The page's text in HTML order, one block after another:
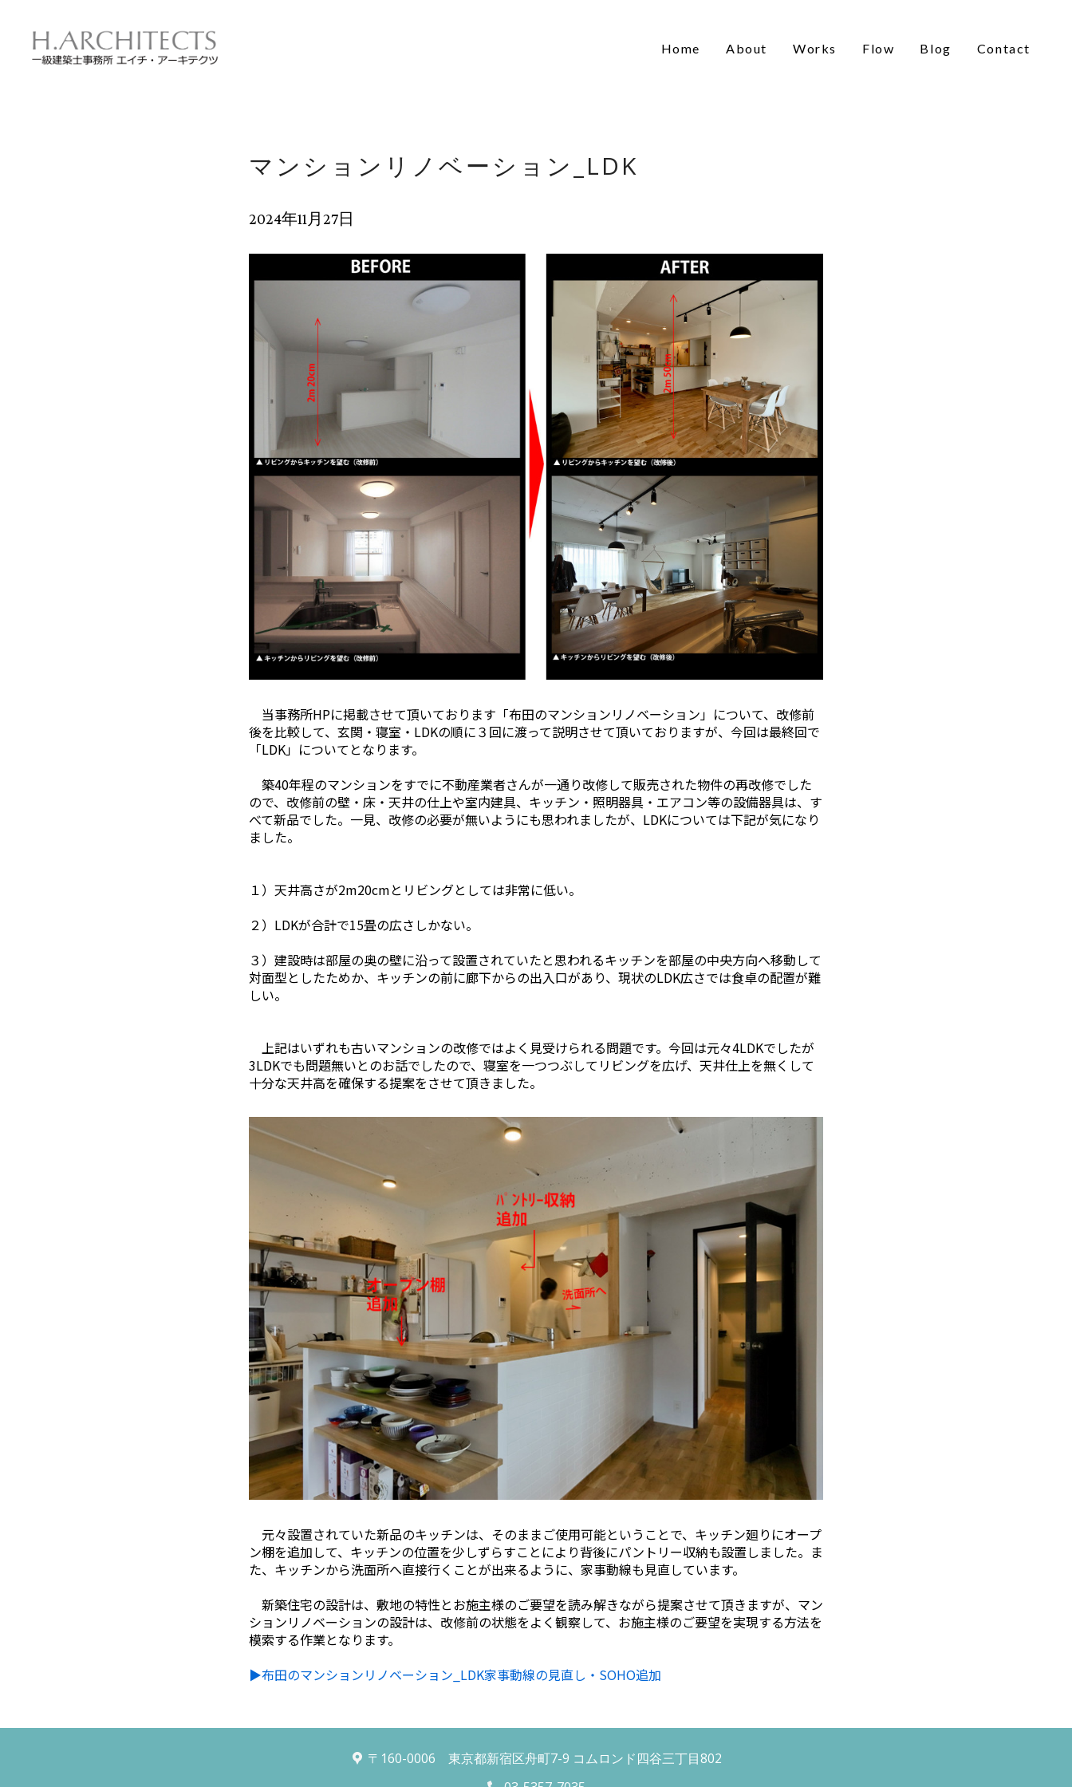
Home About Works Flow Blog Contact
マンションリノベーション_LDK
2024年11月27日
当事務所HPに掲載させて頂いております「布田のマンションリノベーション」について、改修前
後を比較して、玄関・寝室・LDKの順に３回に渡って説明させて頂いておりますが、今回は最終回で
「LDK」についてとなります。
築40年程のマンションをすでに不動産業者さんが一通り改修して販売された物件の再改修でした
ので、改修前の壁・床・天井の仕上や室内建具、キッチン・照明器具・エアコン等の設備器具は、す
べて新品でした。一見、改修の必要が無いようにも思われましたが、LDKについては下記が気になり
ました。
１）天井高さが2m20cmとリビングとしては非常に低い。
２）LDKが合計で15畳の広さしかない。
３）建設時は部屋の奥の壁に沿って設置されていたと思われるキッチンを部屋の中央方向へ移動して
対面型としたためか、キッチンの前に廊下からの出入口があり、現状のLDK広さでは食卓の配置が難
しい。
上記はいずれも古いマンションの改修ではよく見受けられる問題です。今回は元々4LDKでしたが
3LDKでも問題無いとのお話でしたので、寝室を一つつぶしてリビングを広げ、天井仕上を無くして
十分な天井高を確保する提案をさせて頂きました。
元々設置されていた新品のキッチンは、そのままご使用可能ということで、キッチン廻りにオープ
ン棚を追加して、キッチンの位置を少しずらすことにより背後にパントリー収納も設置しました。ま
た、キッチンから洗面所へ直接行くことが出来るように、家事動線も見直しています。
新築住宅の設計は、敷地の特性とお施主様のご要望を読み解きながら提案させて頂きますが、マン
ションリノベーションの設計は、改修前の状態をよく観察して、お施主様のご要望を実現する方法を
模索する作業となります。
▶布田のマンションリノベーション_LDK家事動線の見直し・SOHO追加
〒160-0006 東京都新宿区舟町7-9 コムロンド四谷三丁目802